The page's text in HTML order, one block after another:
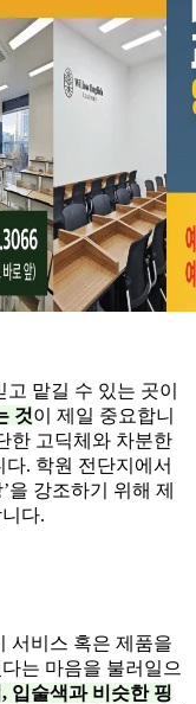
맡길 수 있는 곳이
것이 제일 중요합니
한 고딕체와 차분한
. 학원 전단지에서
을 강조하기 위해 제
다.
서비스 혹은 제품을
는 마음을 불러일으
입술색과 비슷한 핑